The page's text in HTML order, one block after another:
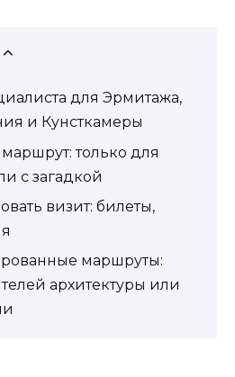
для Эрмитажа,
и Кунсткамеры
только для
с загадкой
визит: билеты,
маршруты:
архитектуры или